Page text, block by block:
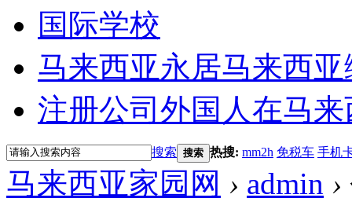
国际学校
马来西亚永居马来西
注册公司 外国人在马
搜索 搜索 热搜: mm2h 免税车 手机
马来西亚家园网 › admin ›